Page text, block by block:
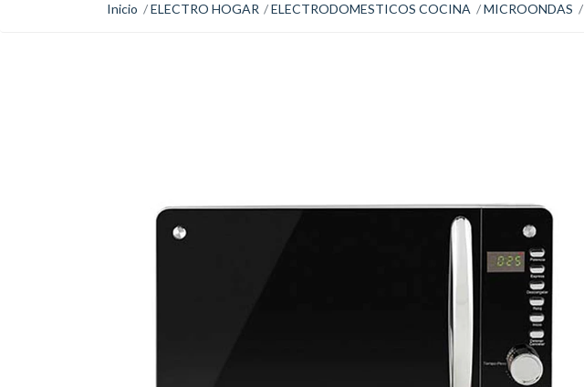
Inicio ELECTRO HOGAR ELECTRODOMESTICOS COCINA MICROONDAS